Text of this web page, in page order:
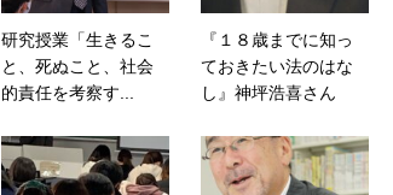
研究授業「生きるこ
と、死ぬこと、社会
的責任を考察す...
『１８歳までに知っ
ておきたい法のはな
し』神坪浩喜さん